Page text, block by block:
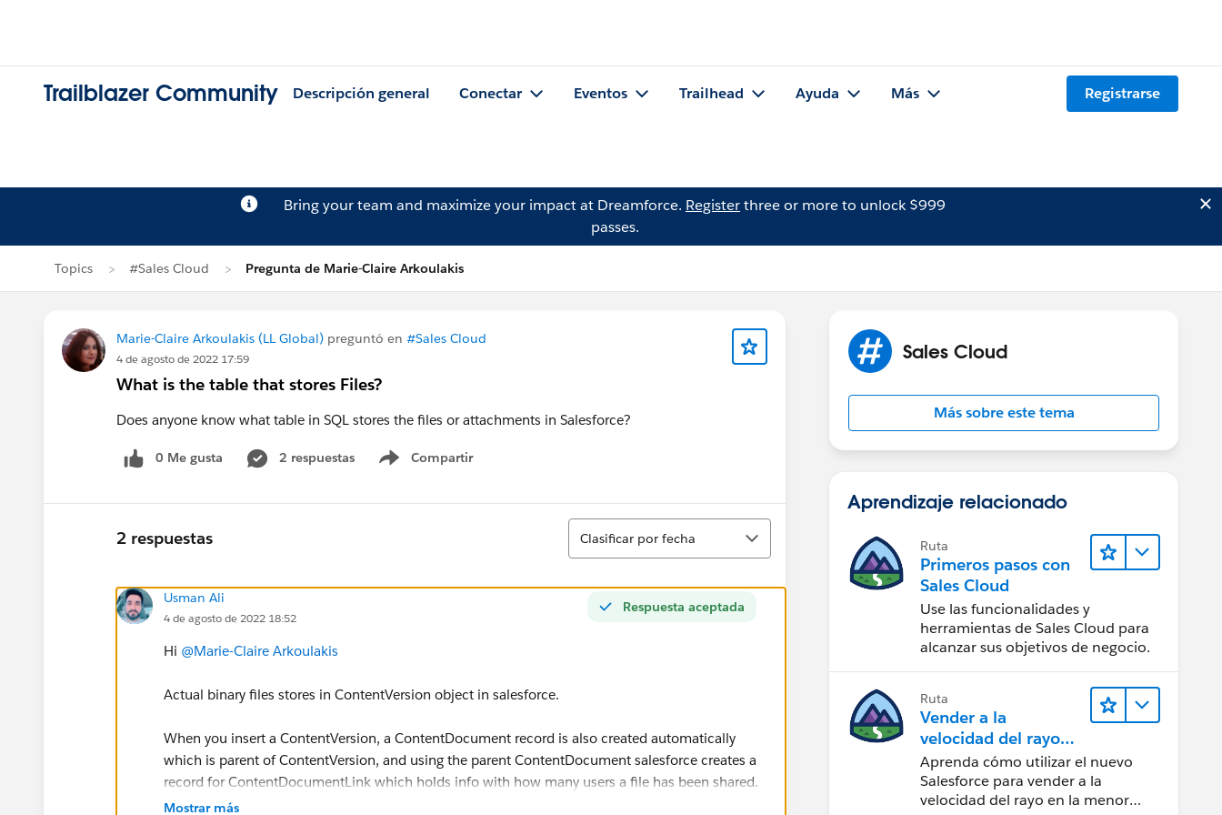
Trailblazer Community Descripción general Conectar Eventos Trailhead Ayuda Más Registrarse
Bring your team and maximize your impact at Dreamforce. Registerthree or more to unlock $999
passes.
Topics #Sales Cloud Pregunta de Marie-Claire Arkoulakis
Marie-Claire Arkoulakis (LL Global) preguntó en #Sales Cloud
4 de agosto de 2022 17:59
What is the table that stores Files?
Does anyone know what table in SQL stores the files or attachments in Salesforce?
0 Me gusta 2 respuestas Compartir
Show menu
2 respuestas
Ordenar
Clasificar por fecha
Respuesta aceptada
Usman Ali
4 de agosto de 2022 18:52
Hi @Marie-Claire Arkoulakis
Actual binary files stores in ContentVersion object in salesforce.
When you insert a ContentVersion, a ContentDocument record is also created automatically
which is parent of ContentVersion, and using the parent ContentDocument salesforce creates a
record for ContentDocumentLink which holds info with how many users a file has been shared.
Mostrar más
Sales Cloud
Más sobre este tema
Aprendizaje relacionado
Ruta
Primeros pasos con
Sales Cloud
Use las funcionalidades y
herramientas de Sales Cloud para
alcanzar sus objetivos de negocio.
Ruta
Vender a la
velocidad del rayo
con Sales Cloud
Aprenda cómo utilizar el nuevo
Salesforce para vender a la
velocidad del rayo en la menor